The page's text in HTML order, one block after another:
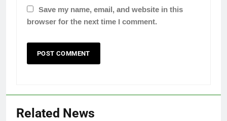
Save my name, email, and website in this
browser for the next time I comment.
Related News